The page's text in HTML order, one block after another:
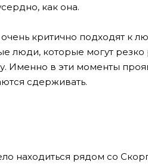
как она.
критично подходят к
люди, которые могут резко
Именно в эти моменты
сдерживать.
находиться рядом со